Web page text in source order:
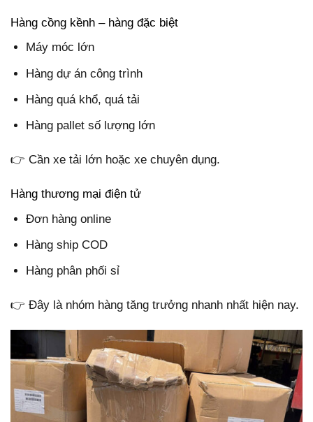
Hàng cồng kềnh – hàng đặc biệt
Máy móc lớn
Hàng dự án công trình
Hàng quá khổ, quá tải
Hàng pallet số lượng lớn
👉 Cần xe tải lớn hoặc xe chuyên dụng.
Hàng thương mại điện tử
Đơn hàng online
Hàng ship COD
Hàng phân phối sỉ
👉 Đây là nhóm hàng tăng trưởng nhanh nhất hiện nay.